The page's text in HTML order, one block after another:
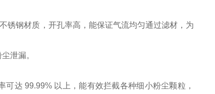
锈钢材质，开孔率高，能保证气流均匀通过滤材，为
泄漏。
达 99.99% 以上，能有效拦截各种细小粉尘颗粒，